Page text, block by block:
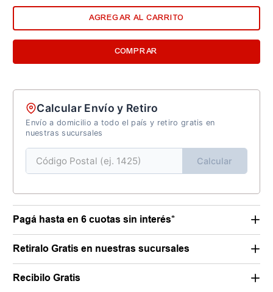
AGREGAR AL CARRITO
COMPRAR
Calcular Envío y Retiro
Envío a domicilio a todo el país y retiro gratis en
nuestras sucursales
Calcular
Pagá hasta en 6 cuotas sin interés*
Retiralo Gratis en nuestras sucursales
Recibilo Gratis